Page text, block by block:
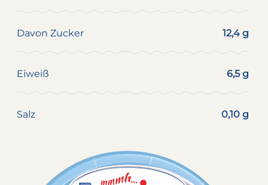
Davon Zucker 12,4 g
Eiweiß 6,5 g
Salz 0,10 g